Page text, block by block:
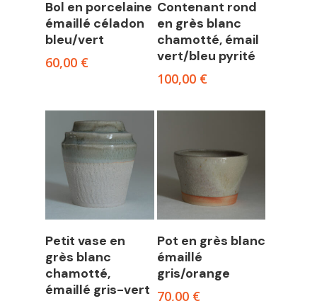
Bol en porcelaine
émaillé céladon
bleu/vert
60,00 €
Contenant rond
en grès blanc
chamotté, émail
vert/bleu pyrité
100,00 €
Petit vase en
grès blanc
chamotté,
émaillé gris-vert
Add to cart
Pot en grès blanc
émaillé
gris/orange
70,00 €